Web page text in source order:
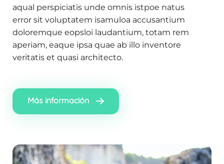
aqual perspiciatis unde omnis istpoe natus
error sit voluptatem isamuloa accusantium
doloremque eopsloi laudantium, totam rem
aperiam, eaque ipsa quae ab illo inventore
veritatis et quasi architecto.
Más información